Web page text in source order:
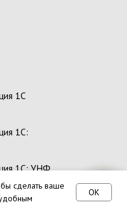
1С
1С:
1С: УНФ
сделать ваше
OK
наши контакты :)